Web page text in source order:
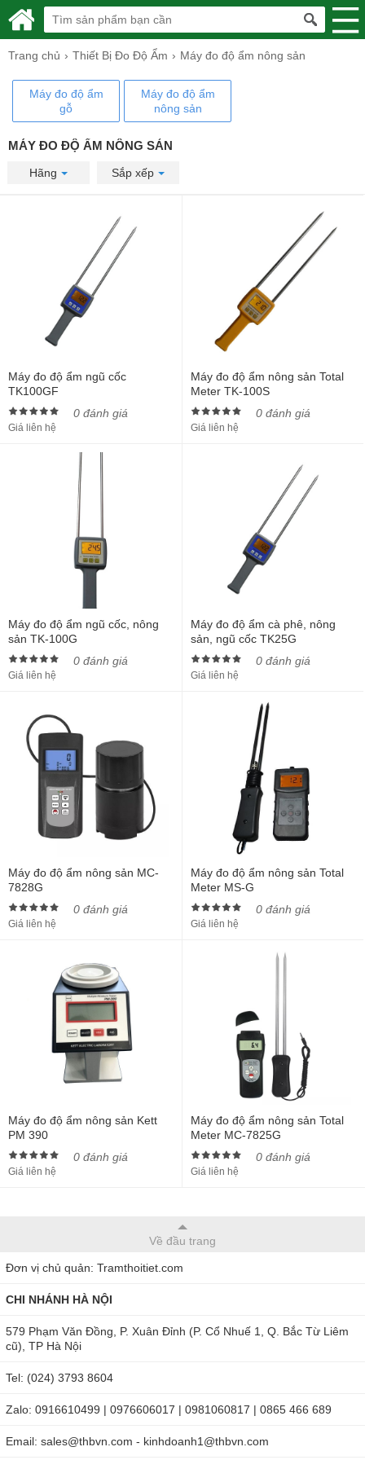
Trang chủ Thiết Bị Đo Độ Ẩm Máy đo độ ẩm nông sản
Máy đo độ ẩm
gỗ
Máy đo độ ẩm
nông sản
MÁY ĐO ĐỘ ẨM NÔNG SẢN
Hãng Sắp xếp
Máy đo độ ẩm ngũ cốc
TK100GF
0 đánh giá
Giá liên hệ
Máy đo độ ẩm nông sản Total
Meter TK-100S
0 đánh giá
Giá liên hệ
Máy đo độ ẩm ngũ cốc, nông
sản TK-100G
0 đánh giá
Giá liên hệ
Máy đo độ ẩm cà phê, nông
sản, ngũ cốc TK25G
0 đánh giá
Giá liên hệ
Máy đo độ ẩm nông sản MC-
7828G
0 đánh giá
Giá liên hệ
Máy đo độ ẩm nông sản Total
Meter MS-G
0 đánh giá
Giá liên hệ
Máy đo độ ẩm nông sản Kett
PM 390
0 đánh giá
Giá liên hệ
Máy đo độ ẩm nông sản Total
Meter MC-7825G
0 đánh giá
Giá liên hệ
Về đầu trang
Đơn vị chủ quản: Tramthoitiet.com
CHI NHÁNH HÀ NỘI
579 Phạm Văn Đồng, P. Xuân Đỉnh (P. Cổ Nhuế 1, Q. Bắc Từ Liêm
cũ), TP Hà Nội
Tel: (024) 3793 8604
Zalo: 0916610499 | 0976606017 | 0981060817 | 0865 466 689
Email: sales@thbvn.com - kinhdoanh1@thbvn.com